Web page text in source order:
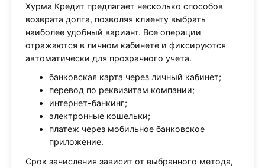
Хурма Кредит предлагает несколько способов
возврата долга, позволяя клиенту выбрать
наиболее удобный вариант. Все операции
отражаются в личном кабинете и фиксируются
автоматически для прозрачного учета.
банковская карта через личный кабинет;
перевод по реквизитам компании;
интернет-банкинг;
электронные кошельки;
платеж через мобильное банковское
приложение.
Срок зачисления зависит от выбранного метода,